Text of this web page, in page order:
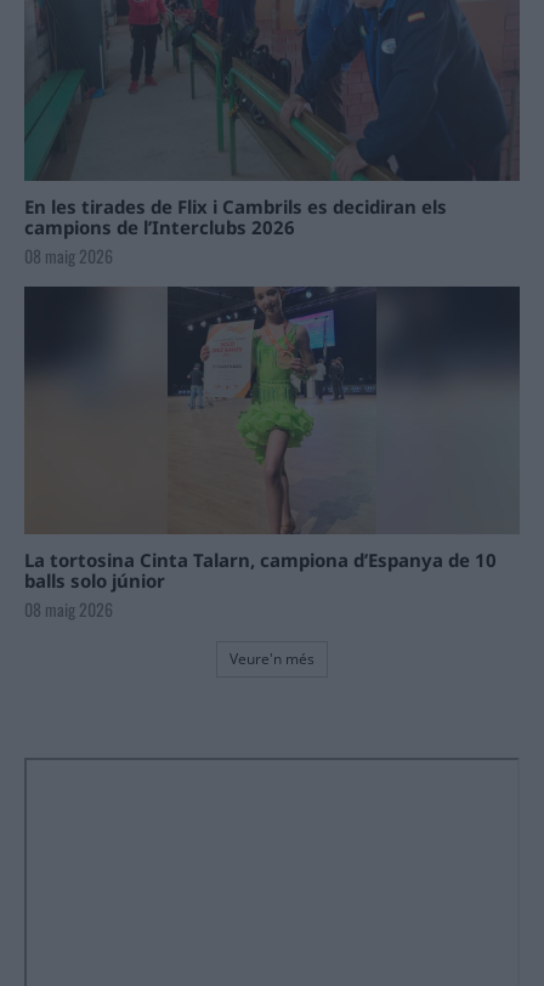
En les tirades de Flix i Cambrils es decidiran els
campions de l’Interclubs 2026
08 maig 2026
La tortosina Cinta Talarn, campiona d’Espanya de 10
balls solo júnior
08 maig 2026
Veure'n més